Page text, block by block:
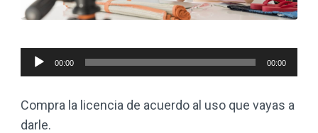
Reproductor
de
00:00 00:00
Compra la licencia de acuerdo al uso que vayas a
darle.